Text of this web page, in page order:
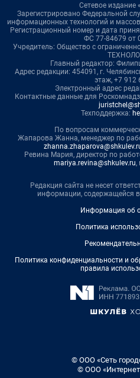
Сетевое издание
Зарегистрировано Федеральной
информационных технологий и
Регистрационный номер и дата
ФС 77-84679 от
Учредитель: Общество с
Главный редактор:
Адрес редакции: 454091, г.
этаж, +7 912
Электронный адрес
Контактные данные для
Техподдержка:
По вопросам
Жапарова Жанна, менеджер по
Ревина Мария, директор по
mariya.revina@shkulev.ru,
Редакция сайта не несет
информации, содержащейся
Информация об
Политика
Политика конфиденциальности и
правила
© ООО «Сеть
© ООО